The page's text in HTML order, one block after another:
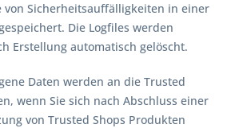
von Sicherheitsauffälligkeiten in einer
Die Logfiles werden
Erstellung automatisch gelöscht.
Daten werden an die Trusted
wenn Sie sich nach Abschluss einer
von Trusted Shops Produkten